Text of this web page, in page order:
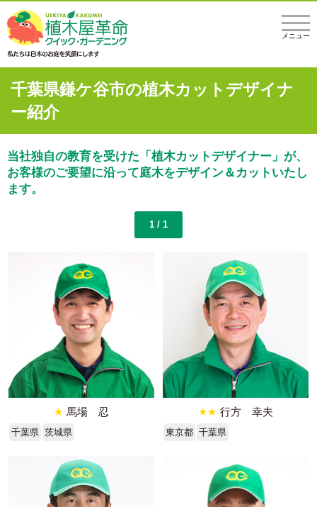
メニュー
千葉県鎌ケ谷市の植木カットデザイナ
ー紹介
当社独自の教育を受けた「植木カットデザイナー」が、
お客様のご要望に沿って庭木をデザイン＆カットいたし
ます。
1 / 1
★ 馬場 忍
千葉県 茨城県
★★ 行方 幸夫
東京都 千葉県